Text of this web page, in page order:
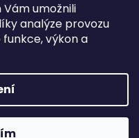
umožnili
analýze provozu
výkon a
. Všechna práva
cookies